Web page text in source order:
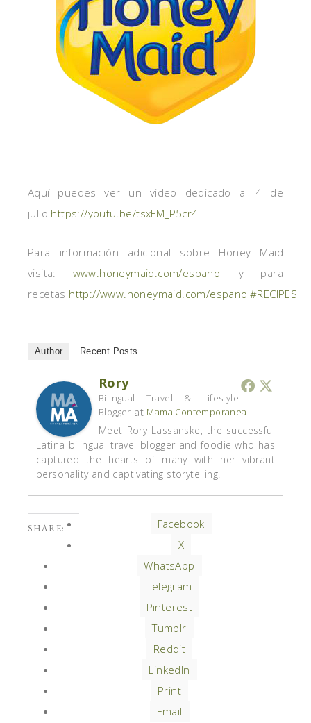
Aquí puedes ver un video dedicado al 4 de
julio https://youtu.be/tsxFM_P5cr4
Para información adicional sobre Honey Maid
visita: www.honeymaid.com/espanol y para
recetas http://www.honeymaid.com/espanol#RECIPES
Author Recent Posts
Rory
Bilingual Travel & Lifestyle
Blogger at Mama Contemporanea
Meet Rory Lassanske, the successful
Latina bilingual travel blogger and foodie who has
captured the hearts of many with her vibrant
personality and captivating storytelling.
SHARE:
Facebook
X
WhatsApp
Telegram
Pinterest
Tumblr
Reddit
LinkedIn
Print
Email